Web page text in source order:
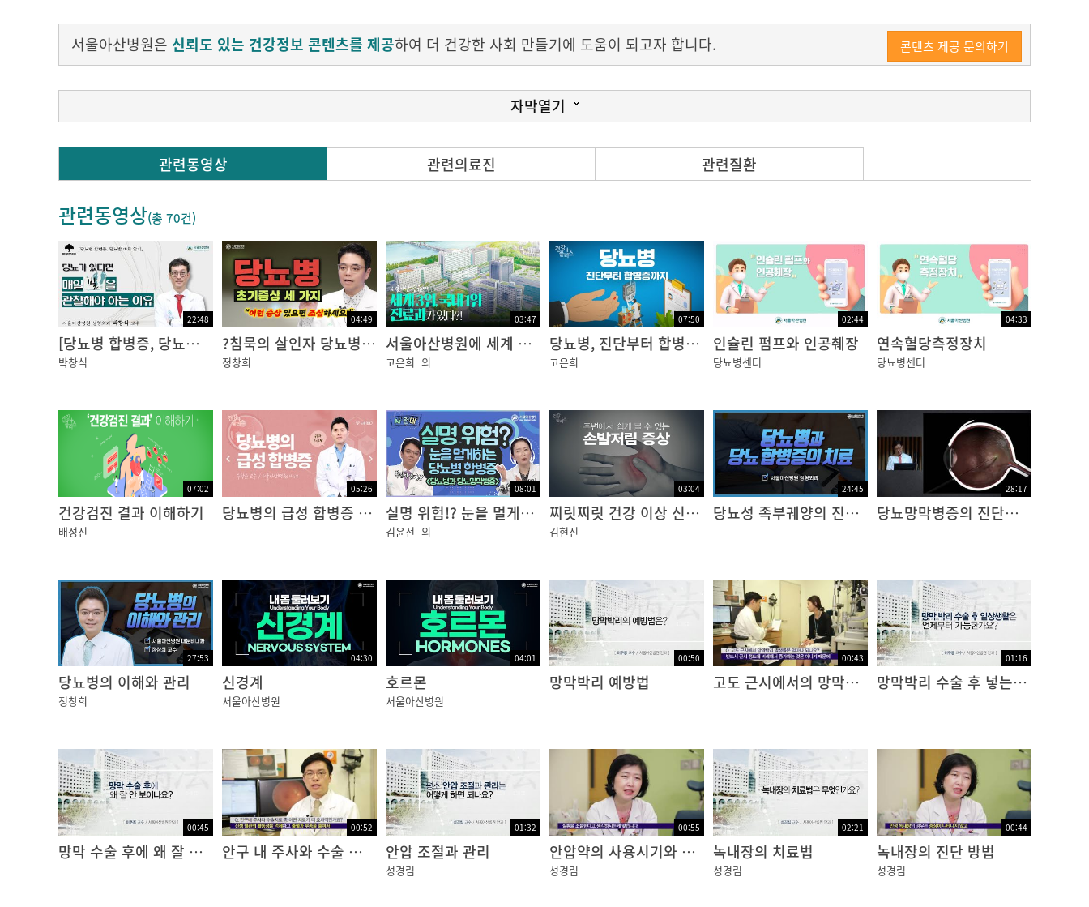
서울아산병원은 신뢰도 있는 건강정보 콘텐츠를 제공하여 더 건강한 사회 만들기에 도움이 되고자 합니다. 콘텐츠 제공 문의하기
자막열기
Q. 당뇨병은 왜 생기나요? 유전인가요?
1형 당뇨병은 아직 그 발생원인을 모르는데 그 기전은 자가면역질환의 일종으로 생각하고 있습니다.
하지만 제일 많은 당뇨병은 2형 당뇨병이고 발생 원인은 굉장히 다양하지만 가장 중요한 원인은 서구화된 식습관, 운동 부족 이런 다양한 원인으로 인한 비
만이 가장 중요한 원인 인자입니다.
두 번째는 유전적 소인입니다 .
이 밖에도 나이가 드는 것, 스트레스, 다양한 약물들이 당뇨병 발생의 중요한 역할을 한다고 알려져 있습니다.
최근에는 비만하지 않더라도 근육량이 감소하는 근감소증의 경우에도 당뇨병 발생이 높아진다고 알려져 있습니다.
관련동영상 관련의료진 관련질환
관련동영상(총 70건)
22:48
[당뇨병 합병증, 당뇨발] 당뇨가 있다면 매일 발을 관찰해야 하는 이유: 성형외과 박창식 교수ㅣ동아아산건강강좌
박창식
04:49
?침묵의 살인자 당뇨병? 초기증상은 어떤 것들이 있을까?
정창희
03:47
서울아산병원에 세계 3위, 국내 1위 진료과가 있다?! ㅣ 뉴스위크 2024 임상분야별 세계 최고 병원
고은희 외
07:50
당뇨병, 진단부터 합병증까지
고은희
02:44
인슐린 펌프와 인공췌장
당뇨병센터
04:33
연속혈당측정장치
당뇨병센터
07:02
건강검진 결과 이해하기
배성진
05:26
당뇨병의 급성 합병증 [건강플러스]
08:01
실명 위험!? 눈을 멀게하는 당뇨병 합병증, 당뇨망막병증
김윤전 외
03:04
찌릿찌릿 건강 이상 신호, 손발 저림 [건강플러스]
김현진
24:45
당뇨성 족부궤양의 진단과 치료
28:17
당뇨망막병증의 진단과 치료
27:53
당뇨병의 이해와 관리
정창희
04:30
신경계
서울아산병원
04:01
호르몬
서울아산병원
00:50
망막박리 예방법
00:43
고도 근시에서의 망막박리 발생률
01:16
망막박리 수술 후 넣는 공기, 가스, 기름의 차이점
00:45
망막 수술 후에 왜 잘 안보이나요?
00:52
안구 내 주사와 수술 치료 중 어떤 치료가 더 효과적 인가요?
01:32
안압 조절과 관리
성경림
00:55
안압약의 사용시기와 부작용
성경림
02:21
녹내장의 치료법
성경림
00:44
녹내장의 진단 방법
성경림